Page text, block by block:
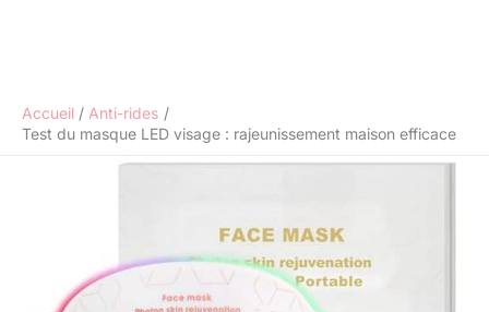
Accueil
Anti-rides
Test du masque LED visage : rajeunissement maison efficace